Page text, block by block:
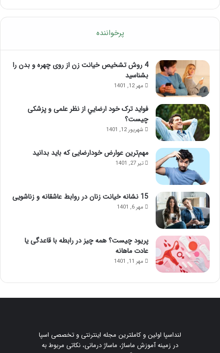
پرخواننده
4 روش تشخیص خیانت زن از روی چهره و بدن را
بشناسید
مهر 12, 1401
فواید ترک خود ارضايي از نظر علمی و پزشکی
چیست؟
شهریور 12, 1401
مهم‌ترین عوارض خودارضایی که باید بدانید
تیر 27, 1401
15 نشانه خیانت زنان در روابط عاشقانه و زناشویی
مهر 6, 1401
پریود چیست؟ همه چیز در رابطه با قاعدگی یا
عادت ماهانه
مهر 11, 1401
لنداسپا اولین و کاملترین مجله اینترنتی و تخصصی اسپا
در زمینه آموزش ماساژ، ماساژ درمانی، نکاتی مربوط به